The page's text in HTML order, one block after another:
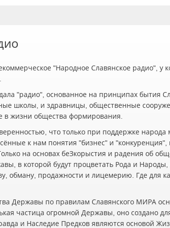
"Народное Славянское радио", у
"радио", основанное на принципах бытия
школы, и здравницы, общественные
в жизни общества формирования.
что только при поддержке народа
к нам понятия "бизнес" и
на основах беЗкорыстия и радения об
в которой будут процветать Рода и
обману, продажности и лицемерию. Где для
Державы по правилам Славянского МИРА
частица огромной Державы, оно создано
и Наследие Предков являются основой